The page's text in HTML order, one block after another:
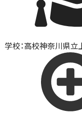
学校：高校神奈川県立